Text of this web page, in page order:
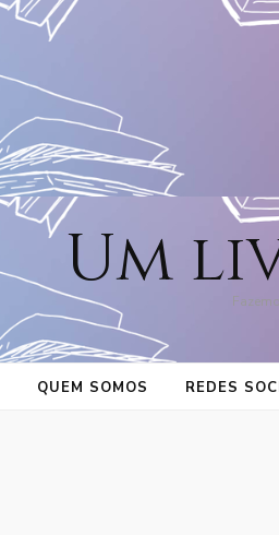
Um
QUEM SOMOS REDES